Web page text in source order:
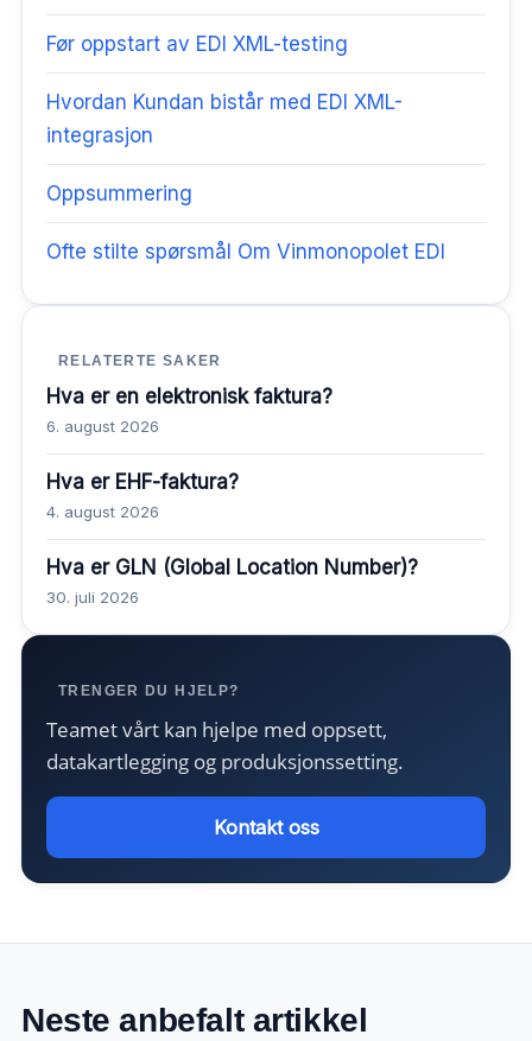
Før oppstart av EDI XML-testing
Hvordan Kundan bistår med EDI XML-
integrasjon
Oppsummering
Ofte stilte spørsmål Om Vinmonopolet EDI
RELATERTE SAKER
Hva er en elektronisk faktura?
6. august 2026
Hva er EHF-faktura?
4. august 2026
Hva er GLN (Global Location Number)?
30. juli 2026
TRENGER DU HJELP?
Teamet vårt kan hjelpe med oppsett,
datakartlegging og produksjonssetting.
Kontakt oss
Neste anbefalt artikkel